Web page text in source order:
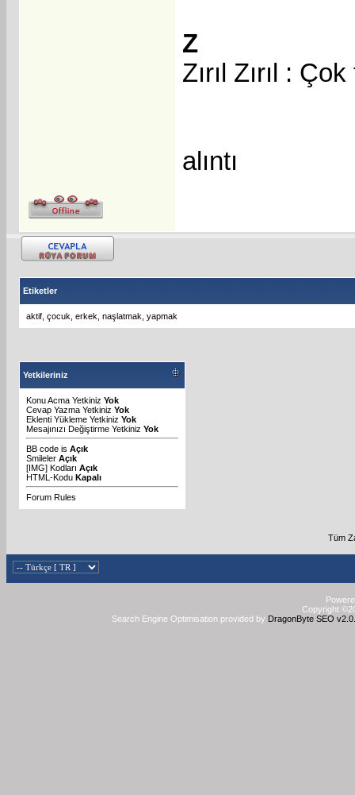
Z
Zırıl Zırıl :
alıntı
Etiketler
aktif çocuk erkek naşlatmak yapmak
Yetkileriniz
Konu Acma Yetkiniz Yok
Cevap Yazma Yetkiniz Yok
Eklenti Yükleme Yetkiniz Yok
Mesajınızı Değiştirme Yetkiniz Yok
BB code is Açık
Smileler Açık
[IMG] Kodları Açık
HTML-Kodu Kapalı
Forum Rules
Tüm
Copyright
Search Engine Optimisation provided by DragonByte SEO